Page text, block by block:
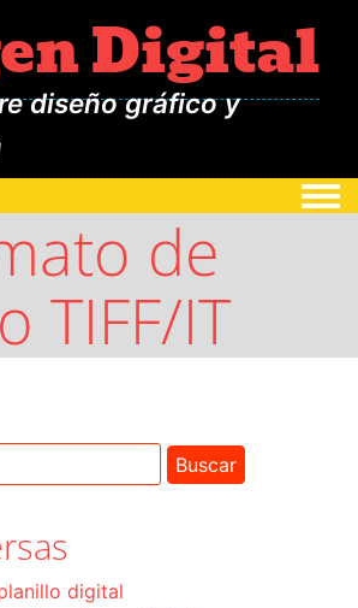
Digital
diseño gráfico y
de
TIFF/IT
digital